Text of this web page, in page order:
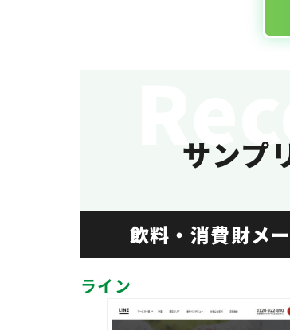
サンプ
飲料・消費財メ
ライン